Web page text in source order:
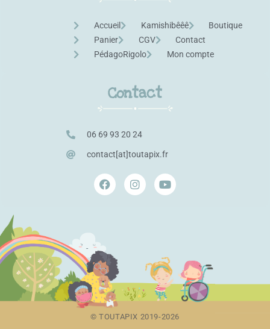
Accueil Kamishibêêê
Boutique
Panier
CGV
Contact
PédagoRigolo
Mon compte
Contact
06 69 93 20 24
contact[at]toutapix.fr
© TOUTAPIX 2019-2026